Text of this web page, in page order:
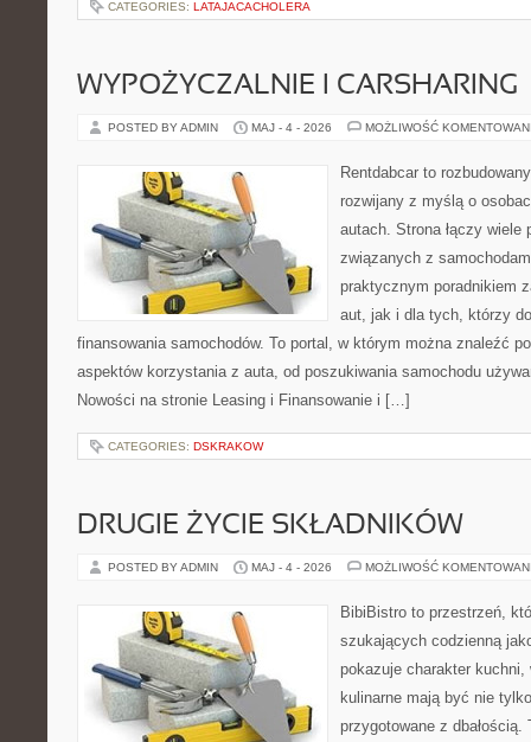
CATEGORIES: LATAJACACHOLERA
WYPOŻYCZALNIE I CARSHARING
POSTED BY ADMIN MAJ - 4 - 2026 MOŻLIWOŚĆ
Rentdabcar to
rozwijany z myślą o
autach. Strona łączy wiele
związanych z
praktycznym poradnikiem
aut, jak i dla tych, którzy
finansowania samochodów. To portal, w którym można znaleźć
aspektów korzystania z auta, od poszukiwania samochodu
Nowości na stronie Leasing i Finansowanie i […]
CATEGORIES: DSKRAKOW
DRUGIE ŻYCIE SKŁADNIKÓW
POSTED BY ADMIN MAJ - 4 - 2026 MOŻLIWOŚĆ
BibiBistro to przestrzeń,
szukających codzienną
pokazuje charakter
kulinarne mają być nie
przygotowane z